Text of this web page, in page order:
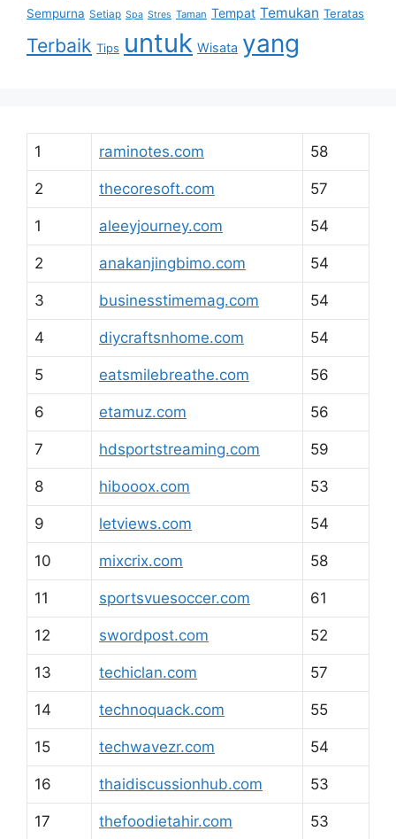
Sempurna Setiap Spa Stres Taman Tempat Temukan Teratas
Terbaik Tips untuk Wisata yang
1 raminotes.com 58
2 thecoresoft.com 57
1 aleeyjourney.com 54
2 anakanjingbimo.com 54
3 businesstimemag.com 54
4 diycraftsnhome.com 54
5 eatsmilebreathe.com 56
6 etamuz.com 56
7 hdsportstreaming.com 59
8 hibooox.com 53
9 letviews.com 54
10 mixcrix.com 58
11 sportsvuesoccer.com 61
12 swordpost.com 52
13 techiclan.com 57
14 technoquack.com 55
15 techwavezr.com 54
16 thaidiscussionhub.com 53
17 thefoodietahir.com 53